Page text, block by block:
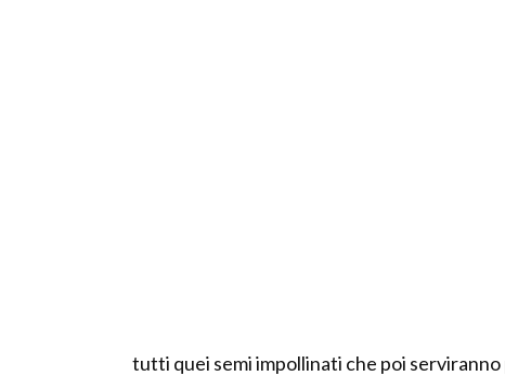
tutti quei semi impollinati che poi